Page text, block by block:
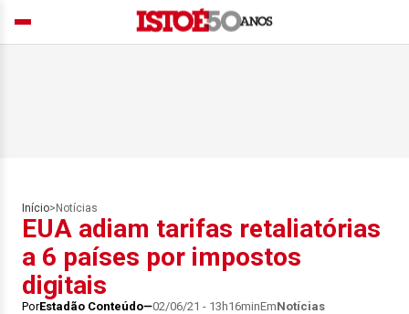
Início> Notícias
EUA adiam tarifas retaliatórias
a 6 países por impostos
digitais
PorEstadão Conteúdo 02/06/21 - 13h16minEmNotícias